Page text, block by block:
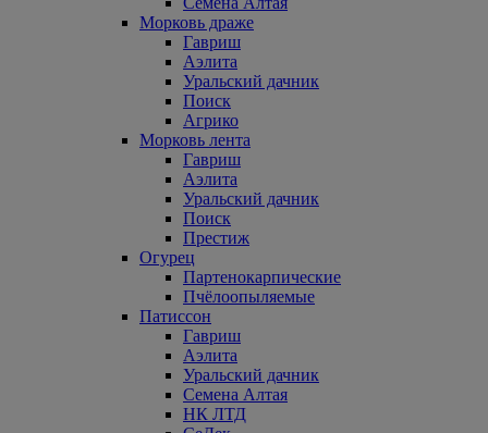
Морковь драже
Гавриш
Аэлита
Уральский дачник
Поиск
Агрико
Морковь лента
Гавриш
Аэлита
Уральский дачник
Поиск
Престиж
Огурец
Партенокарпические
Пчёлоопыляемые
Патиссон
Гавриш
Аэлита
Уральский дачник
Семена Алтая
НК ЛТД